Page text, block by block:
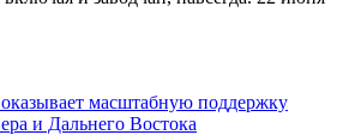
масштабную поддержку
и Дальнего Востока